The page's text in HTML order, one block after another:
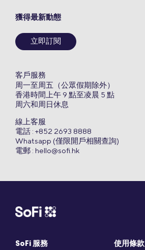
SoFi 服務 使用條款
獲得最新動態
立即訂閱
客戶服務
周一至周五（公眾假期除外）
香港時間上午 9 點至凌晨 5 點
周六和周日休息
線上客服
電話 : +852 2693 8888
Whatsapp (僅限開戶相關查詢)
電郵 : hello@sofi.hk